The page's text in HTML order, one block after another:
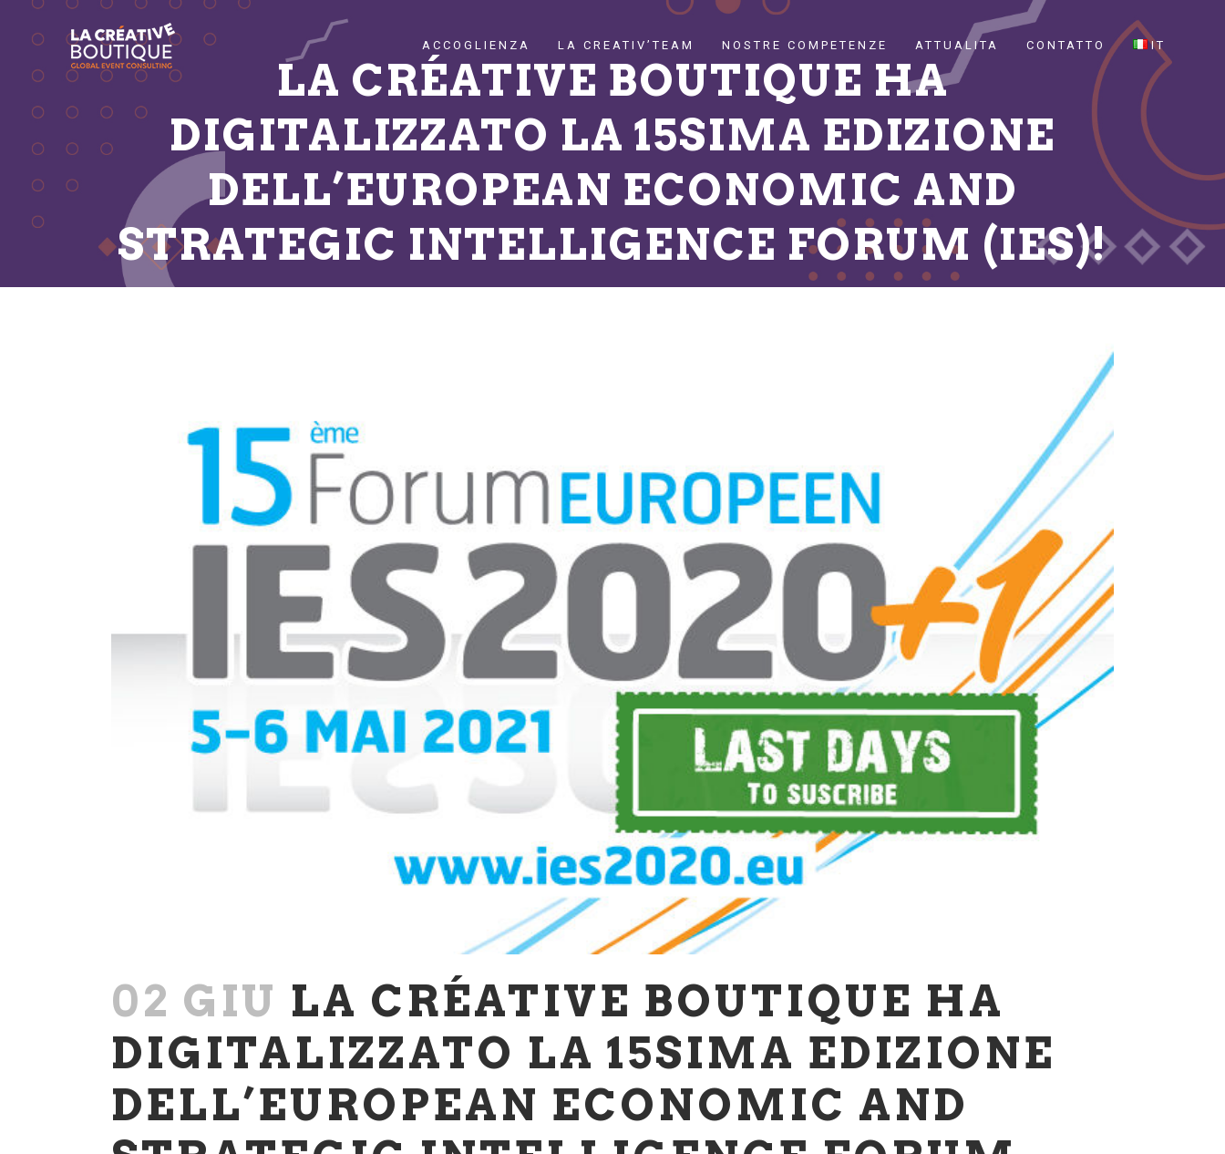
ACCOGLIENZA LA CREATIV’TEAM NOSTRE COMPETENZE ATTUALITA CONTATTO IT
LA CRÉATIVE BOUTIQUE HA
DIGITALIZZATO LA 15SIMA EDIZIONE
DELL’EUROPEAN ECONOMIC AND
STRATEGIC INTELLIGENCE FORUM (IES)!
02 GIU LA CRÉATIVE BOUTIQUE HA
DIGITALIZZATO LA 15SIMA EDIZIONE
DELL’EUROPEAN ECONOMIC AND